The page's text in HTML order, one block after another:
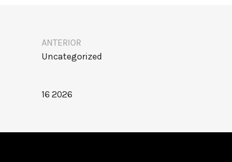
ANTERIOR
Uncategorized
16 2026